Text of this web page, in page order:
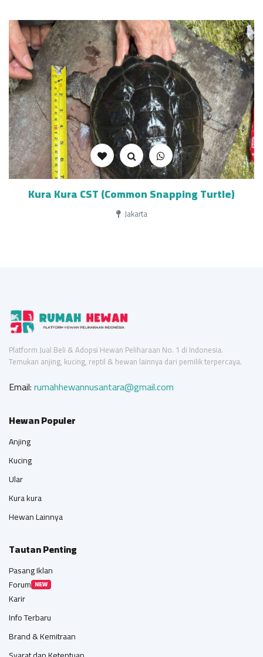
Kura Kura CST (Common Snapping Turtle)
Jakarta
Platform Jual Beli & Adopsi Hewan Peliharaan No. 1 di Indonesia.
Temukan anjing, kucing, reptil & hewan lainnya dari pemilik terpercaya.
Email:rumahhewannusantara@gmail.com
Hewan Populer
Anjing
Kucing
Ular
Kura kura
Hewan Lainnya
Tautan Penting
Pasang Iklan
Forum NEW
Karir
Info Terbaru
Brand & Kemitraan